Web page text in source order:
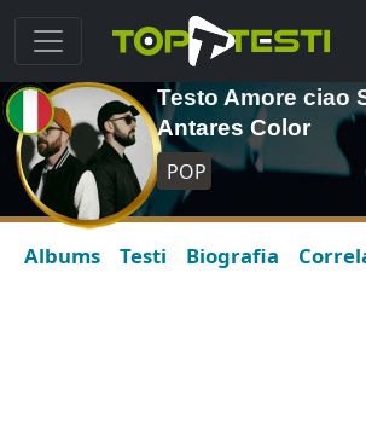
Testo Amore ciao
Antares Color
POP
Albums Testi Biografia